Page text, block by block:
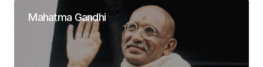
Mahatma Gandhi